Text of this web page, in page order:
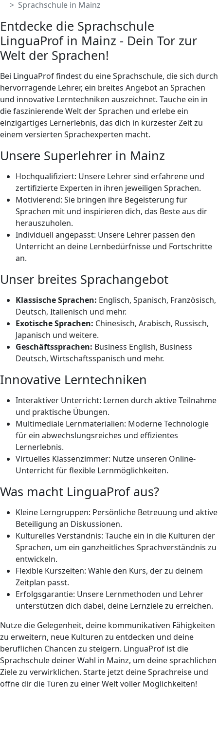
Sprachschule in Mainz
Entdecke die Sprachschule
LinguaProf in Mainz - Dein Tor zur
Welt der Sprachen!
Bei LinguaProf findest du eine Sprachschule, die sich durch
hervorragende Lehrer, ein breites Angebot an Sprachen
und innovative Lerntechniken auszeichnet. Tauche ein in
die faszinierende Welt der Sprachen und erlebe ein
einzigartiges Lernerlebnis, das dich in kürzester Zeit zu
einem versierten Sprachexperten macht.
Unsere Superlehrer in Mainz
Hochqualifiziert: Unsere Lehrer sind erfahrene und
zertifizierte Experten in ihren jeweiligen Sprachen.
Motivierend: Sie bringen ihre Begeisterung für
Sprachen mit und inspirieren dich, das Beste aus dir
herauszuholen.
Individuell angepasst: Unsere Lehrer passen den
Unterricht an deine Lernbedürfnisse und Fortschritte
an.
Unser breites Sprachangebot
Klassische Sprachen: Englisch, Spanisch, Französisch,
Deutsch, Italienisch und mehr.
Exotische Sprachen: Chinesisch, Arabisch, Russisch,
Japanisch und weitere.
Geschäftssprachen: Business English, Business
Deutsch, Wirtschaftsspanisch und mehr.
Innovative Lerntechniken
Interaktiver Unterricht: Lernen durch aktive Teilnahme
und praktische Übungen.
Multimediale Lernmaterialien: Moderne Technologie
für ein abwechslungsreiches und effizientes
Lernerlebnis.
Virtuelles Klassenzimmer: Nutze unseren Online-
Unterricht für flexible Lernmöglichkeiten.
Was macht LinguaProf aus?
Kleine Lerngruppen: Persönliche Betreuung und aktive
Beteiligung an Diskussionen.
Kulturelles Verständnis: Tauche ein in die Kulturen der
Sprachen, um ein ganzheitliches Sprachverständnis zu
entwickeln.
Flexible Kurszeiten: Wähle den Kurs, der zu deinem
Zeitplan passt.
Erfolgsgarantie: Unsere Lernmethoden und Lehrer
unterstützen dich dabei, deine Lernziele zu erreichen.
Nutze die Gelegenheit, deine kommunikativen Fähigkeiten
zu erweitern, neue Kulturen zu entdecken und deine
beruflichen Chancen zu steigern. LinguaProf ist die
Sprachschule deiner Wahl in Mainz, um deine sprachlichen
Ziele zu verwirklichen. Starte jetzt deine Sprachreise und
öffne dir die Türen zu einer Welt voller Möglichkeiten!